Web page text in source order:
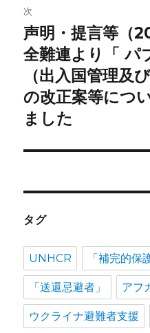
ゲ
ー
シ
ョ
ン
次
次
の
投
稿:
声明・提言等（
全難連より「 パ
（出入国管理及
の改正案等につ
ました
タグ
UNHCR 「補完的保
「送還忌避者」 アフ
ウクライナ避難者支援